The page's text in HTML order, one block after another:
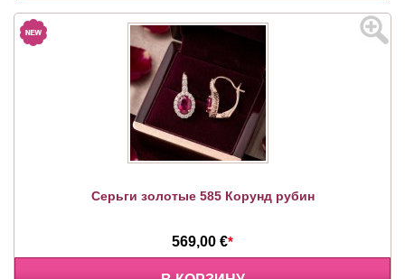
Серьги золотые 585 Корунд рубин
569,00 €*